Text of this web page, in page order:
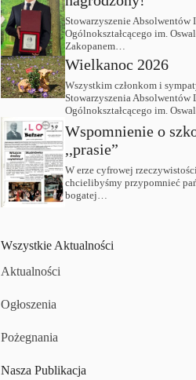
Stowarzyszenie Absolwentów
Ogólnokształcącego im.
Zakopanem…
Wielkanoc 2026
Wszystkim członkom i
Stowarzyszenia Absolwentów
Ogólnokształcącego im.
Wspomnienie o
,,prasie”
W erze cyfrowej
chcielibyśmy przypomnieć
bogatej…
Wszystkie Aktualności
Aktualności
Ogłoszenia
Pożegnania
Nasza Publikacja